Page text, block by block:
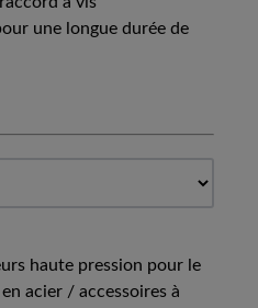
une longue durée de
haute pression pour le
acier / accessoires à